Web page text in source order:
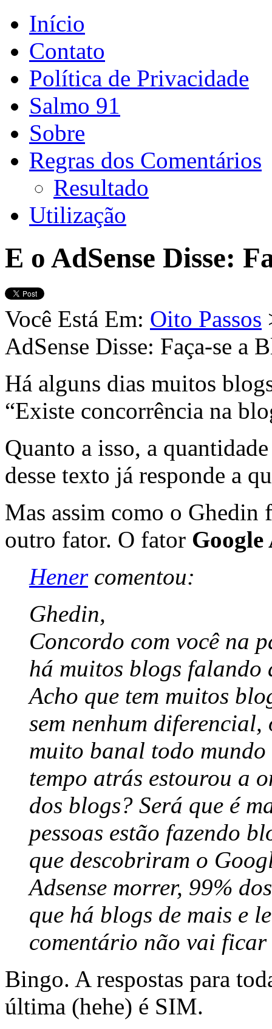
Início
Contato
Política de Privacidade
Salmo 91
Sobre
Regras dos Comentários
Resultado
Utilização
E o AdSense Disse:
Você Está Em: Oito Passos
AdSense Disse: Faça-se a
Há alguns dias muitos
“Existe concorrência na
Quanto a isso, a
desse texto já responde a
Mas assim como o Ghedin
outro fator. O fator Google
Henercomentou:
Ghedin,
Concordo com você na
há muitos blogs
Acho que tem muitos
sem nenhum
muito banal todo
tempo atrás estourou a
dos blogs? Será que é
pessoas estão fazendo
que descobriram o
Adsense morrer, 99%
que há blogs de mais e
comentário não vai
Bingo. A respostas para
última (hehe) é SIM.